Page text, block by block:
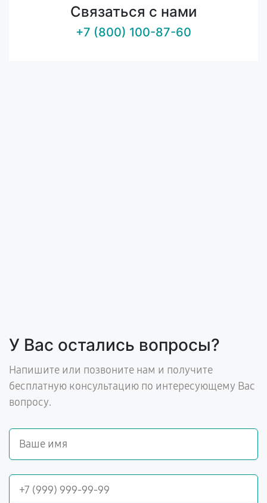
Связаться с нами
+7 (800) 100-87-60
У Вас остались вопросы?
Напишите или позвоните нам и получите
бесплатную консультацию по интересующему Вас
вопросу.